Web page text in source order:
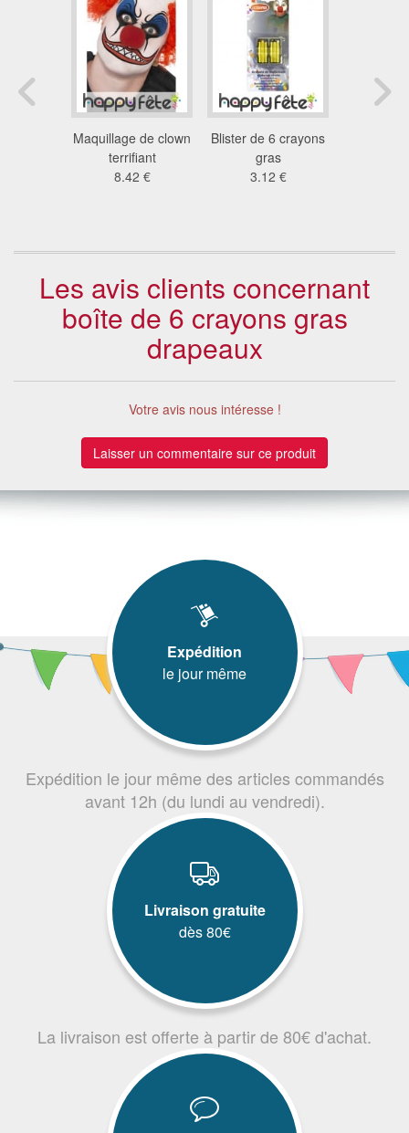
Maquillage de clown
terrifiant
8.42 €
Blister de 6 crayons
gras
3.12 €
Les avis clients concernant
boîte de 6 crayons gras
drapeaux
Votre avis nous intéresse !
Laisser un commentaire sur ce produit
Expédition
le jour même
Expédition le jour même des articles commandés
avant 12h (du lundi au vendredi).
Livraison gratuite
dès 80€
La livraison est offerte à partir de 80€ d'achat.